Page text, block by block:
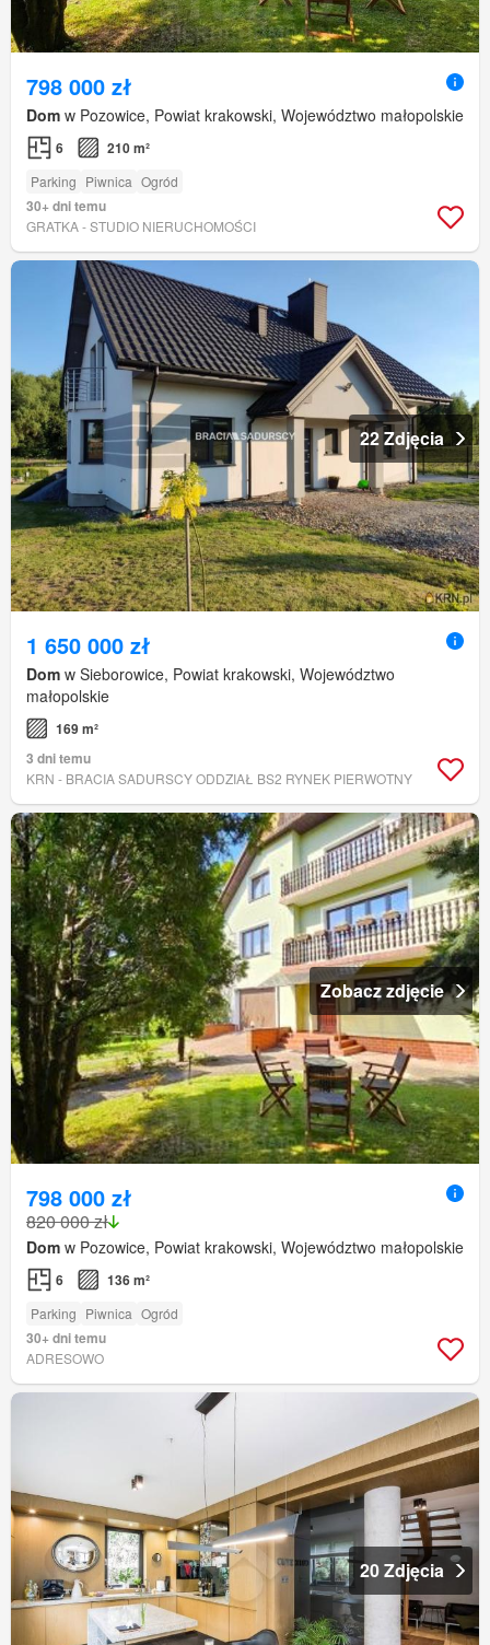
798 000 zł
Dom w Pozowice, Powiat krakowski, Województwo małopolskie
6 210 m²
Parking Piwnica Ogród
30+ dni temu
GRATKA - STUDIO NIERUCHOMOŚCI
22 Zdjęcia
1 650 000 zł
Dom w Sieborowice, Powiat krakowski, Województwo
małopolskie
169 m²
3 dni temu
KRN - BRACIA SADURSCY ODDZIAŁ BS2 RYNEK PIERWOTNY
Zobacz zdjęcie
798 000 zł
820 000 zł
Dom w Pozowice, Powiat krakowski, Województwo małopolskie
6 136 m²
Parking Piwnica Ogród
30+ dni temu
ADRESOWO
20 Zdjęcia